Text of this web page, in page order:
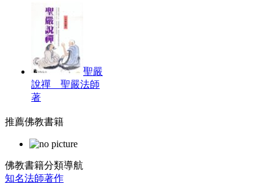
聖嚴
說禪 聖嚴法師
著
推薦佛教書籍
佛教書籍分類導航
知名法師著作